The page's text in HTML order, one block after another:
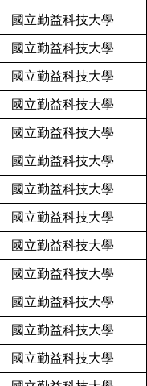
國立勤益科技大學
國立勤益科技大學
國立勤益科技大學
國立勤益科技大學
國立勤益科技大學
國立勤益科技大學
國立勤益科技大學
國立勤益科技大學
國立勤益科技大學
國立勤益科技大學
國立勤益科技大學
國立勤益科技大學
國立勤益科技大學